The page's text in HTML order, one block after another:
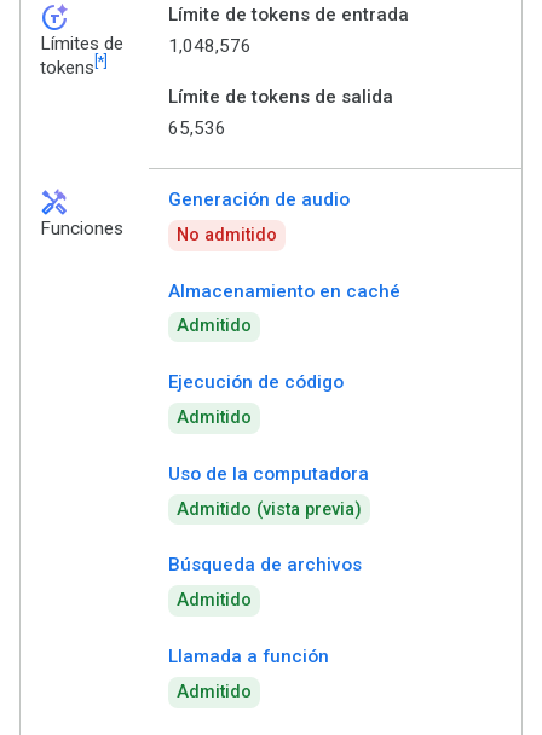
token_auto
Límites de
tokens [*]
Límite de tokens de entrada
1,048,576
Límite de tokens de salida
65,536
handyman
Funciones
Generación de audio
No admitido
Almacenamiento en caché
Admitido
Ejecución de código
Admitido
Uso de la computadora
Admitido (vista previa)
Búsqueda de archivos
Admitido
Llamada a función
Admitido